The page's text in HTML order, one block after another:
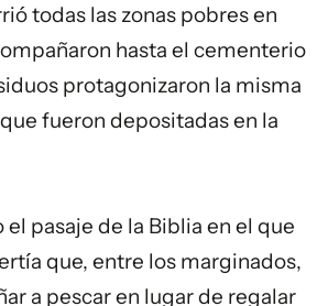
todas las zonas pobres en
hasta el cementerio
protagonizaron la misma
fueron depositadas en la
pasaje de la Biblia en el que
que, entre los marginados,
a pescar en lugar de regalar